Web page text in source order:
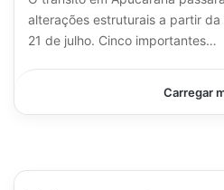
alterações estruturais a partir
21 de julho. Cinco importantes…
Carregar